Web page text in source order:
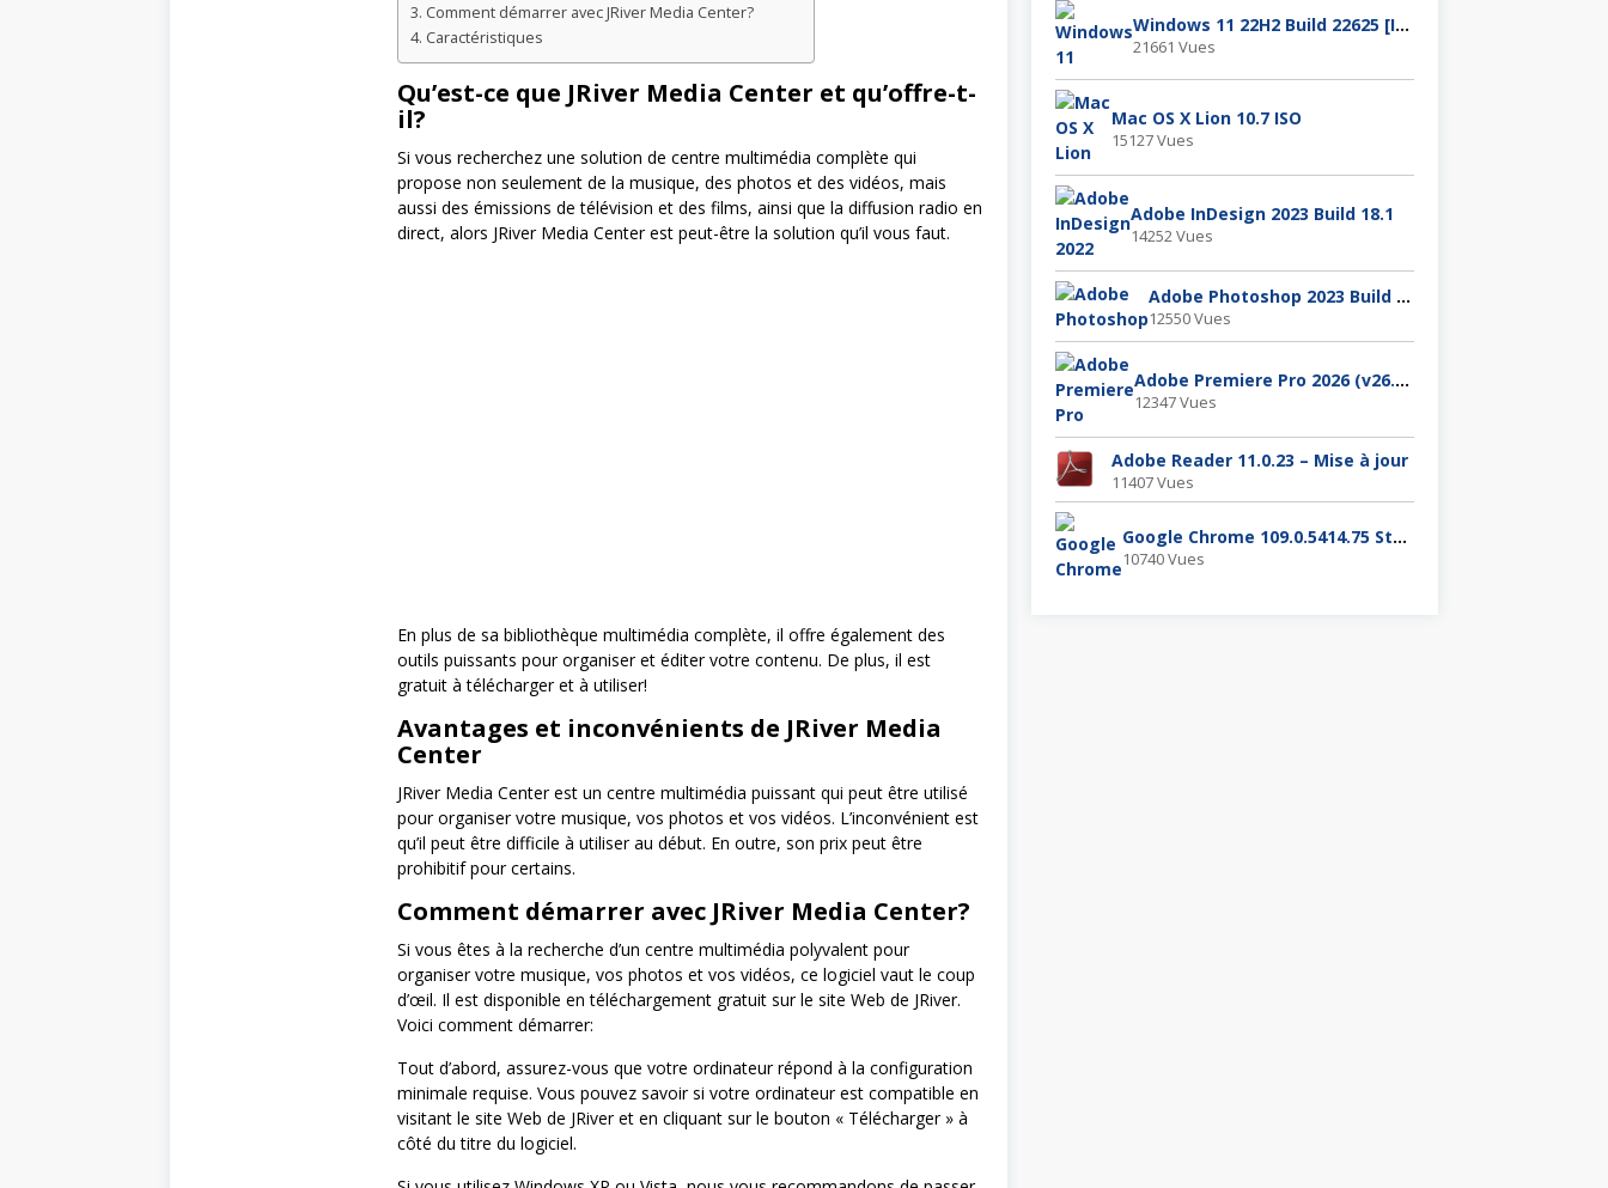
Comment démarrer avec JRiver Media Center?
Caractéristiques
Qu’est-ce que JRiver Media Center et qu’offre-t-
il?
Si vous recherchez une solution de centre multimédia complète qui
propose non seulement de la musique, des photos et des vidéos, mais
aussi des émissions de télévision et des films, ainsi que la diffusion radio en
direct, alors JRiver Media Center est peut-être la solution qu’il vous faut.
En plus de sa bibliothèque multimédia complète, il offre également des
outils puissants pour organiser et éditer votre contenu. De plus, il est
gratuit à télécharger et à utiliser!
Avantages et inconvénients de JRiver Media
Center
JRiver Media Center est un centre multimédia puissant qui peut être utilisé
pour organiser votre musique, vos photos et vos vidéos. L’inconvénient est
qu’il peut être difficile à utiliser au début. En outre, son prix peut être
prohibitif pour certains.
Comment démarrer avec JRiver Media Center?
Si vous êtes à la recherche d’un centre multimédia polyvalent pour
organiser votre musique, vos photos et vos vidéos, ce logiciel vaut le coup
d’œil. Il est disponible en téléchargement gratuit sur le site Web de JRiver.
Voici comment démarrer:
Tout d’abord, assurez-vous que votre ordinateur répond à la configuration
minimale requise. Vous pouvez savoir si votre ordinateur est compatible en
visitant le site Web de JRiver et en cliquant sur le bouton « Télécharger » à
côté du titre du logiciel.
Windows 11 22H2 Build 22625 [ISO]
21661 Vues
Mac OS X Lion 10.7 ISO
15127 Vues
Adobe InDesign 2023 Build 18.1
14252 Vues
Adobe Photoshop 2023 Build 24.1.0.166
12550 Vues
Adobe Premiere Pro 2026 (v26.2.0.65)
12347 Vues
Adobe Reader 11.0.23 – Mise à jour
11407 Vues
Google Chrome 109.0.5414.75 Stable
10740 Vues